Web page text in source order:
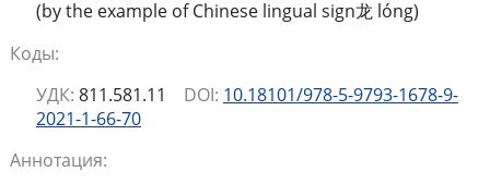
(by the example of Сhinese lingual sign龙 lóng)
Коды:
УДК: 811.581.11 DOI: 10.18101/978-5-9793-1678-9-
2021-1-66-70
Аннотация: